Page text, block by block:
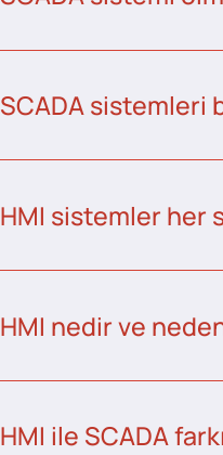
SCADA sistemleri
HMI sistemler her
HMI nedir ve
HMI ile SCADA